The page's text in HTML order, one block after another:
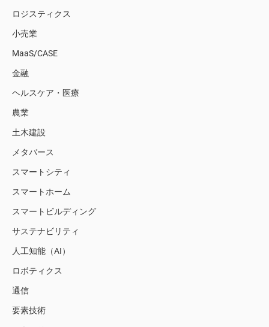
ロジスティクス
小売業
MaaS/CASE
金融
ヘルスケア・医療
農業
土木建設
メタバース
スマートシティ
スマートホーム
スマートビルディング
サステナビリティ
人工知能（AI）
ロボティクス
通信
要素技術